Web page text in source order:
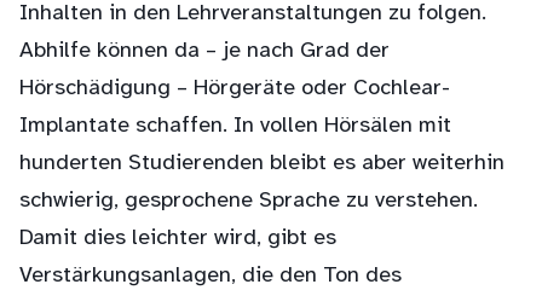
Inhalten in den Lehrveranstaltungen zu folgen.
Abhilfe können da – je nach Grad der
Hörschädigung – Hörgeräte oder Cochlear-
Implantate schaffen. In vollen Hörsälen mit
hunderten Studierenden bleibt es aber weiterhin
schwierig, gesprochene Sprache zu verstehen.
Damit dies leichter wird, gibt es
Verstärkungsanlagen, die den Ton des